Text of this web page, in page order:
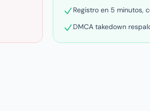
Registro en 5 minutos,
DMCA takedown